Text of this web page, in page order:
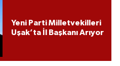
Yeni Parti Milletvekilleri
Uşak’ta İl Başkanı Arıyor